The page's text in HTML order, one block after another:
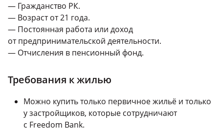
— Гражданство РК.
— Возраст от 21 года.
— Постоянная работа или доход
от предпринимательской деятельности.
— Отчисления в пенсионный фонд.
Требования к жилью
Можно купить только первичное жильё и только
у застройщиков, которые сотрудничают
с Freedom Bank.